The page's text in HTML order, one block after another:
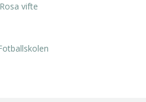
vifte